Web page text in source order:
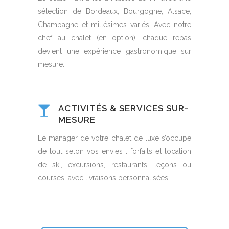
sélection de Bordeaux, Bourgogne, Alsace,
Champagne et millésimes variés. Avec notre
chef au chalet (en option), chaque repas
devient une expérience gastronomique sur
mesure.
ACTIVITÉS & SERVICES SUR-
MESURE
Le manager de votre chalet de luxe s’occupe
de tout selon vos envies : forfaits et location
de ski, excursions, restaurants, leçons ou
courses, avec livraisons personnalisées.